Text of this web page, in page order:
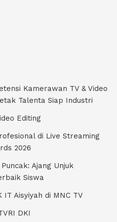
Kamerawan TV & Video
Talenta Siap Industri
Editing
di Live Streaming
2026
Ajang Unjuk
Siswa
IT Aisyiyah di MNC TV
DKI